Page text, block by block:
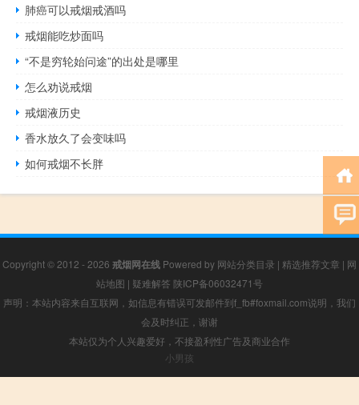
肺癌可以戒烟戒酒吗
戒烟能吃炒面吗
“不是穷轮始问途”的出处是哪里
怎么劝说戒烟
戒烟液历史
香水放久了会变味吗
如何戒烟不长胖
Copyright © 2012 - 2026 戒烟网在线 Powered by 网站分类目录 | 精选推荐文章 | 网
站地图 | 疑难解答 陕ICP备06032471号
声明：本站内容来自互联网，如信息有错误可发邮件到f_fb#foxmail.com说明，我们
会及时纠正，谢谢
本站仅为个人兴趣爱好，不接盈利性广告及商业合作
小男孩